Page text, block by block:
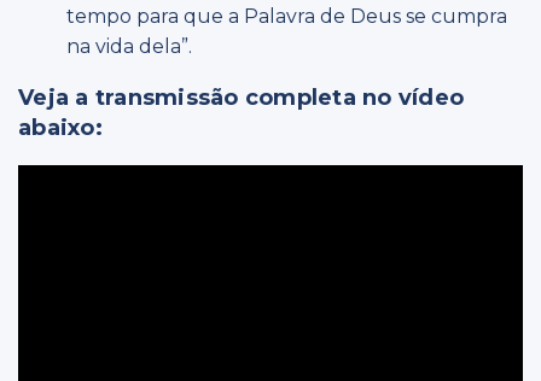
tempo para que a Palavra de Deus se cumpra
na vida dela”.
Veja a transmissão completa no vídeo
abaixo: